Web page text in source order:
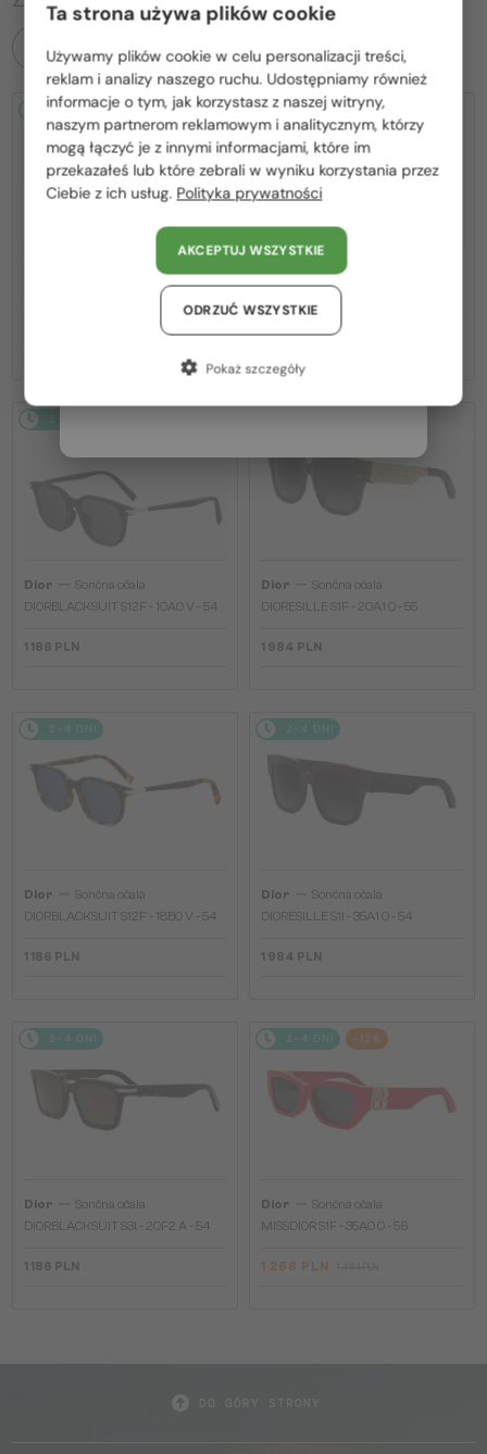
WSZYSTKIE PRODUKTY
2-4 DNI 2-4 DNI
Dior—Sončna očala
DIORB23 S4I - 64A0 V - 56
1 655 PLN
2-4 DNI
Dior
Sončna očala
DIORBLACKSUIT S12F - 10A0 V - 54
1 186 PLN
Dior
Sončna očala
DIORESILLE S1F - 20A1 O - 55
1 984 PLN
2-4 DNI
Dior
Sončna očala
DIORBLACKSUIT S12F - 18B0 V - 54
1 186 PLN
2-4 DNI
Dior
Sončna očala
DIORESILLE S1I - 35A1 O - 54
1 984 PLN
2-4 DNI
Dior
Sončna očala
DIORBLACKSUIT S3I - 20F2 A - 54
1 186 PLN
2-4 DNI -12%
Dior
Sončna očala
MISSDIOR S1F - 35A0 O - 56
1 268 PLN
Proszę wybierz z listy odpowiedni dla Ciebie kraj:
Polska / PL
România / RO
Magyarország / HU
United Arab Emirates / EN
Austria / AT
Niemcy / DE
Ta strona używa plików cookie
Używamy plików cookie w celu personalizacji treści,
reklam i analizy naszego ruchu. Udostępniamy również
informacje o tym, jak korzystasz z naszej witryny,
naszym partnerom reklamowym i analitycznym, którzy
mogą łączyć je z innymi informacjami, które im
przekazałeś lub które zebrali w wyniku korzystania przez
Ciebie z ich usług. Polityka prywatności
AKCEPTUJ WSZYSTKIE
ODRZUĆ WSZYSTKIE
Pokaż szczegóły